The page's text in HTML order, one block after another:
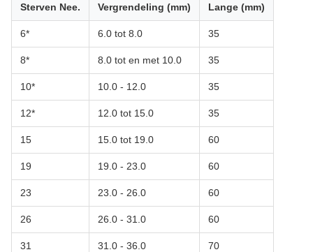
Sterven Nee. Vergrendeling (mm) Lange (mm)
6* 6.0 tot 8.0 35
8* 8.0 tot en met 10.0 35
10* 10.0 - 12.0 35
12* 12.0 tot 15.0 35
15 15.0 tot 19.0 60
19 19.0 - 23.0 60
23 23.0 - 26.0 60
26 26.0 - 31.0 60
31 31.0 - 36.0 70